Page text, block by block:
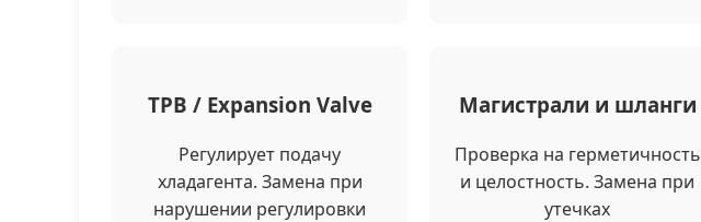
ТРВ / Expansion Valve
Регулирует подачу
хладагента. Замена при
нарушении регулировки
Магистрали и шланги
Проверка на герметичность
и целостность. Замена при
утечках